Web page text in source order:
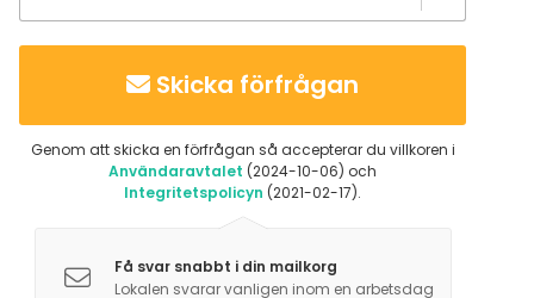
Tislaamokierros, tasting, illallinen
Skicka förfrågan
Genom att skicka en förfrågan så accepterar du villkoren i
Användaravtalet (2024-10-06) och
Integritetspolicyn (2021-02-17).
Få svar snabbt i din mailkorg
Lokalen svarar vanligen inom en arbetsdag